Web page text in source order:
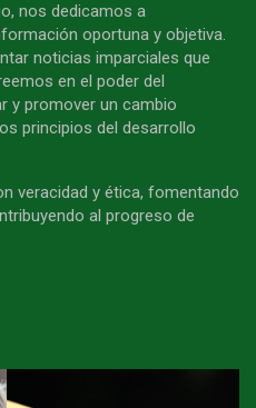
nos dedicamos a
oportuna y objetiva.
noticias imparciales que
en el poder del
y promover un cambio
principios del desarrollo
veracidad y ética, fomentando
al progreso de